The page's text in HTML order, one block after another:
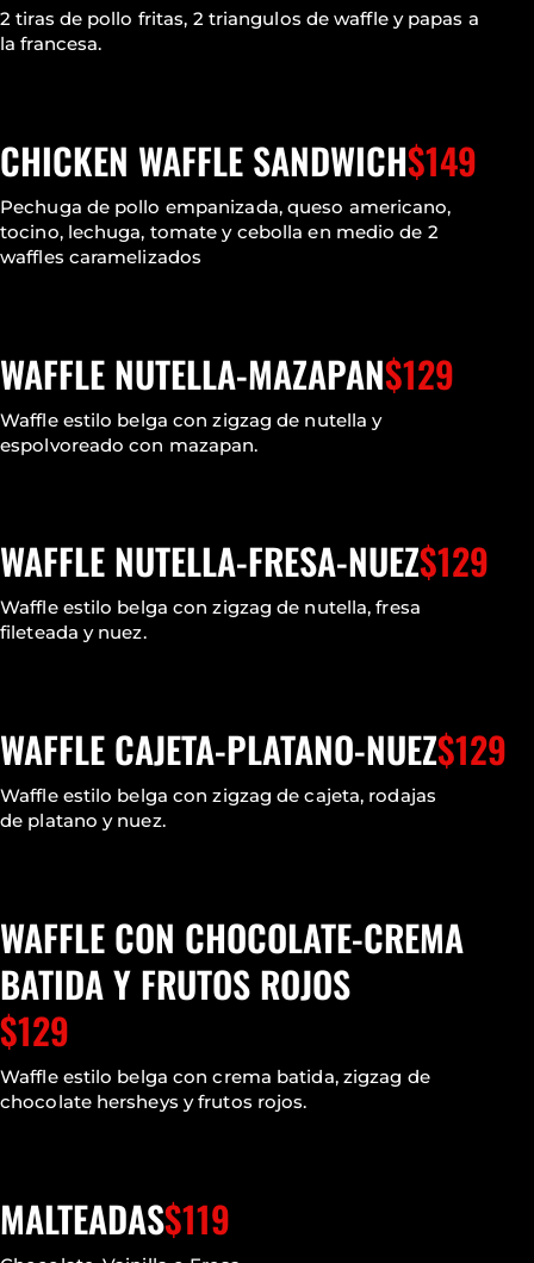
2 tiras de pollo fritas, 2 triangulos de waffle y papas a
la francesa.
CHICKEN WAFFLE SANDWICH$149
Pechuga de pollo empanizada, queso americano,
tocino, lechuga, tomate y cebolla en medio de 2
waffles caramelizados
WAFFLE NUTELLA-MAZAPAN$129
Waffle estilo belga con zigzag de nutella y
espolvoreado con mazapan.
WAFFLE NUTELLA-FRESA-NUEZ$129
Waffle estilo belga con zigzag de nutella, fresa
fileteada y nuez.
WAFFLE CAJETA-PLATANO-NUEZ$129
Waffle estilo belga con zigzag de cajeta, rodajas
de platano y nuez.
WAFFLE CON CHOCOLATE-CREMA
BATIDA Y FRUTOS ROJOS
$129
Waffle estilo belga con crema batida, zigzag de
chocolate hersheys y frutos rojos.
MALTEADAS$119